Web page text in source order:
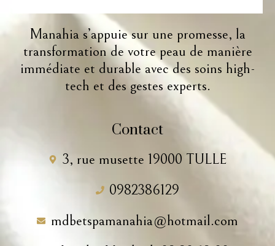
Manahia s’appuie sur une promesse, la
transformation de votre peau de manière
immédiate et durable avec des soins high-
tech et des gestes experts.
Contact
3, rue musette 19000 TULLE
0982386129
mdbetspamanahia@hotmail.com